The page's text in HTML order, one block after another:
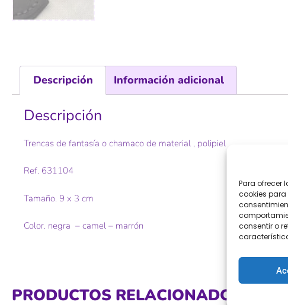
Para ofrecer
cookies
consentir o
Descripción Información adicional
Descripción
Trencas de fantasía o chamaco de material , polipiel
Ref. 631104
Tamaño. 9 x 3 cm
Color. negra – camel – marrón
PRODUCTOS RELACIONADOS